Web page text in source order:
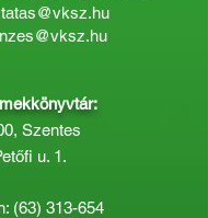
Szentes
u. 1.
(63) 313-654